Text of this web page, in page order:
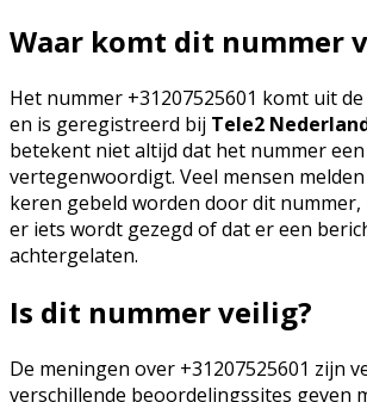
Waar komt dit nummer
Het nummer +31207525601 komt uit
en is geregistreerd bij Tele2
betekent niet altijd dat het nummer
vertegenwoordigt. Veel mensen
keren gebeld worden door dit
er iets wordt gezegd of dat er een
achtergelaten.
Is dit nummer veilig?
De meningen over +31207525601 zijn
verschillende beoordelingssites geven